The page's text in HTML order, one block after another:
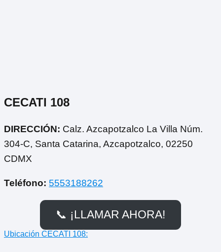
CECATI 108
DIRECCIÓN: Calz. Azcapotzalco La Villa Núm.
304-C, Santa Catarina, Azcapotzalco, 02250
CDMX
Teléfono: 5553188262
📞 ¡LLAMAR AHORA!
Ubicación CECATI 108: